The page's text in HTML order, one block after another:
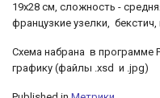
19х28 см, сложность -
французкие узелки,
Cхема набрана в программе
графику (файлы .xsd и .jpg)